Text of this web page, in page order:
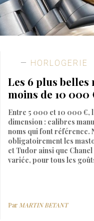
HORLOGERIE
Les 6 plus belles
moins de 10 000
Entre 5 000 et 10 000 €,
dimension : calibres
noms qui font référence.
obligatoirement les
et Tudor ainsi que
variée, pour tous les
Par MARTIN BETANT